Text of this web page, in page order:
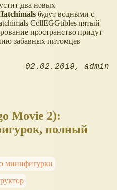
два новых
будут водными с
CollEGGtibles пятый
пространство придут
забавных питомцев
02.02.2019 admin
Movie 2):
полный
минифигурки